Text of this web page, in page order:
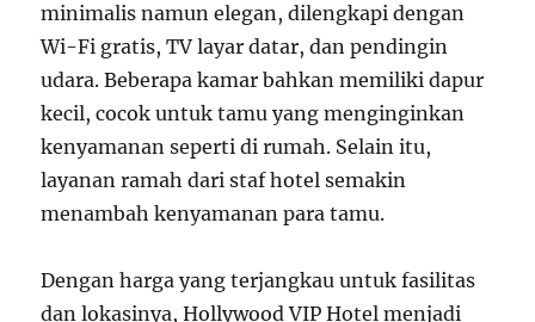
minimalis namun elegan, dilengkapi dengan
Wi-Fi gratis, TV layar datar, dan pendingin
udara. Beberapa kamar bahkan memiliki dapur
kecil, cocok untuk tamu yang menginginkan
kenyamanan seperti di rumah. Selain itu,
layanan ramah dari staf hotel semakin
menambah kenyamanan para tamu.
Dengan harga yang terjangkau untuk fasilitas
dan lokasinya, Hollywood VIP Hotel menjadi